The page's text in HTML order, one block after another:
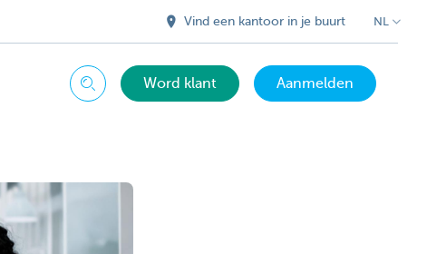
Vind een kantoor in je buurt NL
Zoeken Word klant Aanmelden